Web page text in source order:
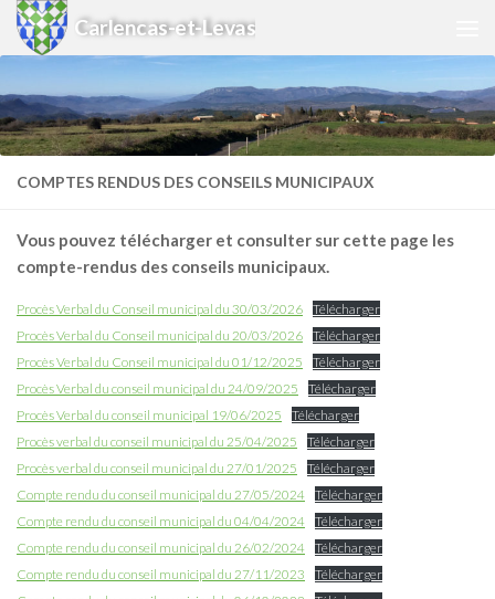
Skip to content
Carlencas-et-Levas
COMPTES RENDUS DES CONSEILS MUNICIPAUX
Vous pouvez télécharger et consulter sur cette page les
compte-rendus des conseils municipaux.
Procès Verbal du Conseil municipal du 30/03/2026 Télécharger
Procès Verbal du Conseil municipal du 20/03/2026 Télécharger
Procès Verbal du Conseil municipal du 01/12/2025
Télécharger
Procès Verbal du conseil municipal du 24/09/2025
Télécharger
Procès Verbal du conseil municipal 19/06/2025
Télécharger
Procès verbal du conseil municipal du 25/04/2025
Télécharger
Procès verbal du conseil municipal du 27/01/2025
Télécharger
Compte rendu du conseil municipal du 27/05/2024 Télécharger
Compte rendu du conseil municipal du 04/04/2024 Télécharger
Compte rendu du conseil municipal du 26/02/2024 Télécharger
Compte rendu du conseil municipal du 27/11/2023
Télécharger